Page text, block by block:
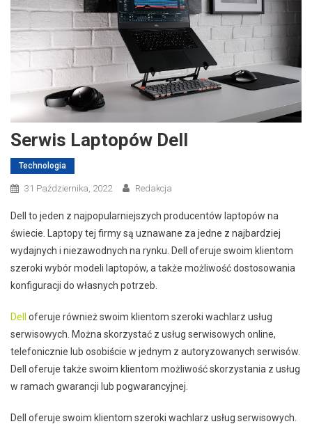
Serwis Laptopów Dell
Technologia
31 Października, 2022 Redakcja
Dell to jeden z najpopularniejszych producentów laptopów na
świecie. Laptopy tej firmy są uznawane za jedne z najbardziej
wydajnych i niezawodnych na rynku. Dell oferuje swoim klientom
szeroki wybór modeli laptopów, a także możliwość dostosowania
konfiguracji do własnych potrzeb.
Dell oferuje również swoim klientom szeroki wachlarz usług
serwisowych. Można skorzystać z usług serwisowych online,
telefonicznie lub osobiście w jednym z autoryzowanych serwisów.
Dell oferuje także swoim klientom możliwość skorzystania z usług
w ramach gwarancji lub pogwarancyjnej.
Dell oferuje swoim klientom szeroki wachlarz usług serwisowych.